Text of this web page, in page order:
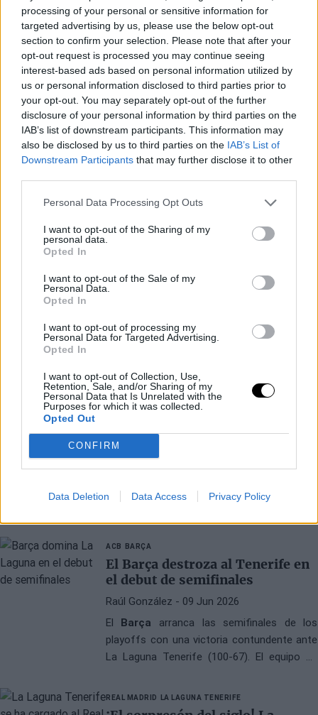
processing of your personal or sensitive information for
targeted advertising by us, please use the below opt-out
section to confirm your selection. Please note that after your
opt-out request is processed you may continue seeing
interest-based ads based on personal information utilized by
us or personal information disclosed to third parties prior to
your opt-out. You may separately opt-out of the further
disclosure of your personal information by third parties on the
IAB’s list of downstream participants. This information may
also be disclosed by us to third parties on the IAB’s List of
Downstream Participants that may further disclose it to other
Personal Data Processing Opt Outs
I want to opt-out of the Sharing of my
personal data.
Opted In
I want to opt-out of the Sale of my
Personal Data.
Opted In
I want to opt-out of processing my
Personal Data for Targeted Advertising.
Opted In
I want to opt-out of Collection, Use,
Retention, Sale, and/or Sharing of my
Personal Data that Is Unrelated with the
Purposes for which it was collected.
Opted Out
CONFIRM
Data Deletion Data Access Privacy Policy
del Barça
Raúl González- 12 Jun 2026
El base australiano anotó 36 puntos en el
segundo encuentro de la serie
LIGA ENDESA FC BARCELONA
El Barça vuelve a superar al
Raúl González
El Barcelona derrotó al Tenerife 97-89 en el
Palau Blaugrana para establecer una ventaja
de 2-0 en la serie de semifinales de la Liga
Endesa. A pesar de los 36 puntos de Patty
actuaciones de Jan Veselý y Youssoufa Fall.
ACB BARÇA
El Barça destroza al Tenerife en
el debut de semifinales
Raúl González - 09 Jun 2026
El Barça arranca las semifinales de los
playoffs con una victoria contundente ante
La Laguna Tenerife (100-67). El equipo de
progresivamente hasta sentenciar el duelo
REAL MADRID LA LAGUNA TENERIFE